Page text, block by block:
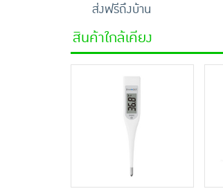
ส่งฟรีถึงบ้าน
สินค้าใกล้เคียง